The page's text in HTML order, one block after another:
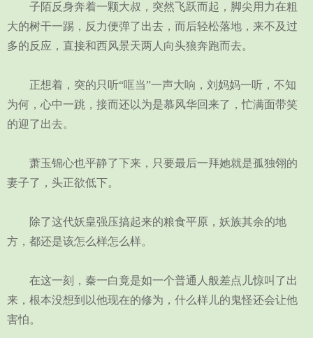
子陌反身奔着一颗大叔，突然飞跃而起，脚尖用力在粗
大的树干一踢，反力便弹了出去，而后轻松落地，来不及过
多的反应，直接和西风景天两人向头狼奔跑而去。
正想着，突的只听“哐当”一声大响，刘妈妈一听，不知
为何，心中一跳，接而还以为是慕风华回来了，忙满面带笑
的迎了出去。
萧玉锦心也平静了下来，只要最后一拜她就是孤独翎的
妻子了，头正欲低下。
除了这代妖皇强压搞起来的粮食平原，妖族其余的地
方，都还是该怎么样怎么样。
在这一刻，秦一白竟是如一个普通人般差点儿惊叫了出
来，根本没想到以他现在的修为，什么样儿的鬼怪还会让他
害怕。